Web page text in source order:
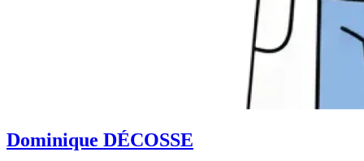
Dominique DÉCOSSE